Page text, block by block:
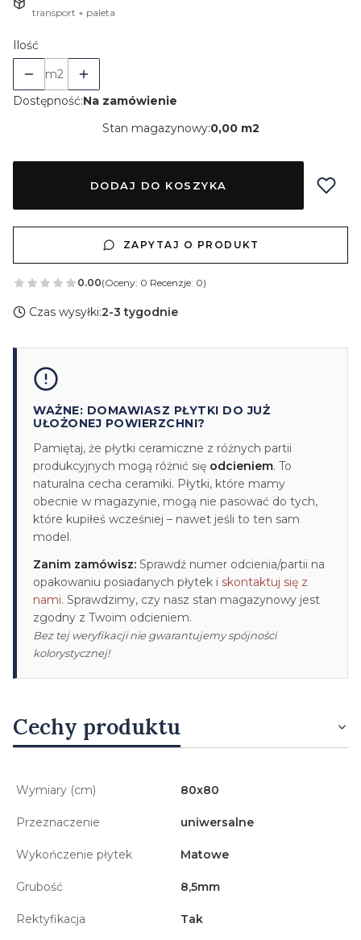
transport + paleta
Ilość
m2
Dostępność:Na zamówienie
Stan magazynowy:0,00 m2
DODAJ DO KOSZYKA
ZAPYTAJ O PRODUKT
0.00(Oceny: 0 Recenzje: 0)
Czas wysyłki:2-3 tygodnie
WAŻNE: DOMAWIASZ PŁYTKI DO JUŻ
UŁOŻONEJ POWIERZCHNI?
Pamiętaj, że płytki ceramiczne z różnych partii
produkcyjnych mogą różnić się odcieniem. To
naturalna cecha ceramiki. Płytki, które mamy
obecnie w magazynie, mogą nie pasować do tych,
które kupiłeś wcześniej – nawet jeśli to ten sam
model.
Zanim zamówisz: Sprawdź numer odcienia/partii na
opakowaniu posiadanych płytek i skontaktuj się z
nami. Sprawdzimy, czy nasz stan magazynowy jest
zgodny z Twoim odcieniem.
Bez tej weryfikacji nie gwarantujemy spójności
kolorystycznej!
Cechy produktu
Wymiary (cm) 80x80
Przeznaczenie uniwersalne
Wykończenie płytek Matowe
Grubość 8,5mm
Rektyfikacja Tak